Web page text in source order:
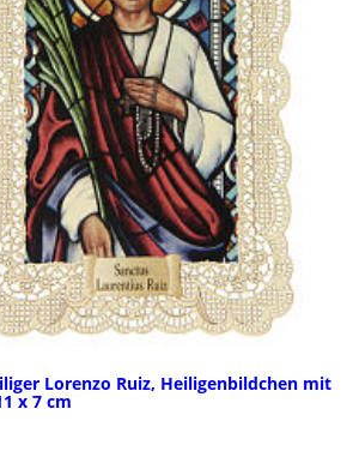
Lorenzo Ruiz, Heiligenbildchen mit
x 7 cm